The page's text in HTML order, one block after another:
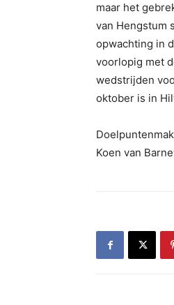
maar het
van Hengstum
opwachting in
voorlopig met
wedstrijden
oktober is in
Koen van